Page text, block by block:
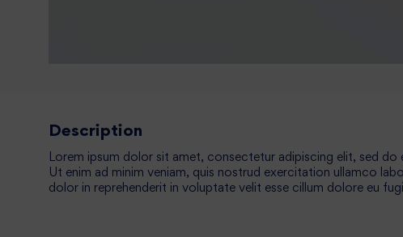
Description
Lorem ipsum dolor sit amet, consectetur adipiscing elit, sed
Ut enim ad minim veniam, quis nostrud exercitation ullamco
dolor in reprehenderit in voluptate velit esse cillum dolore eu